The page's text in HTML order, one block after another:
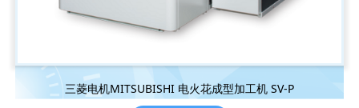
三菱电机MITSUBISHI 电火花成型加工机 SV-P